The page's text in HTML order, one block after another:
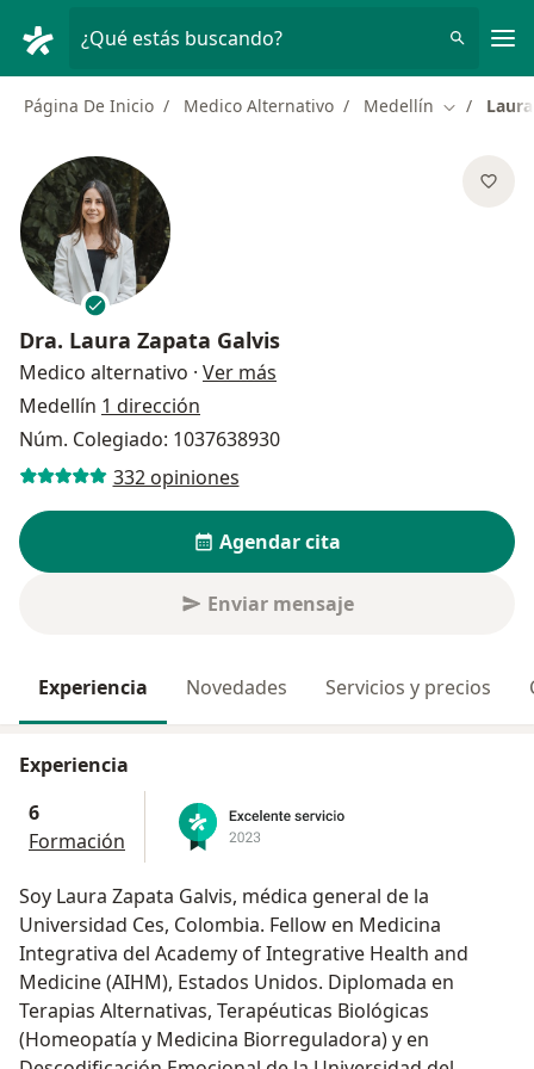
¿Qué estás buscando?
Página De Inicio Medico Alternativo Medellín Cambiar
Dra. Laura Zapata Galvis
Medico alternativo · Ver más
Medellín 1 dirección
Núm. Colegiado: 1037638930
332 opiniones
Agendar cita
Enviar mensaje
Experiencia Novedades Servicios y precios
Experiencia
6
Formación
Soy Laura Zapata Galvis, médica general de la
Universidad Ces, Colombia. Fellow en Medicina
Integrativa del Academy of Integrative Health and
Medicine (AIHM), Estados Unidos. Diplomada en
Terapias Alternativas, Terapéuticas Biológicas
(Homeopatía y Medicina Biorreguladora) y en